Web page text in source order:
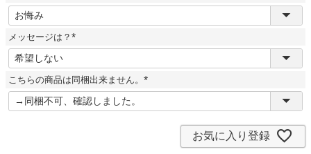
(
須
)
メッセージは？
(
須
)
こちらの商品は同梱出来ません。
(
須
お気に入り登録